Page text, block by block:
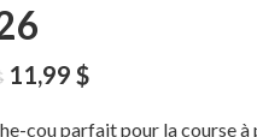
Le
prix
initial
11,99$Le
actuel
cou parfait pour la course